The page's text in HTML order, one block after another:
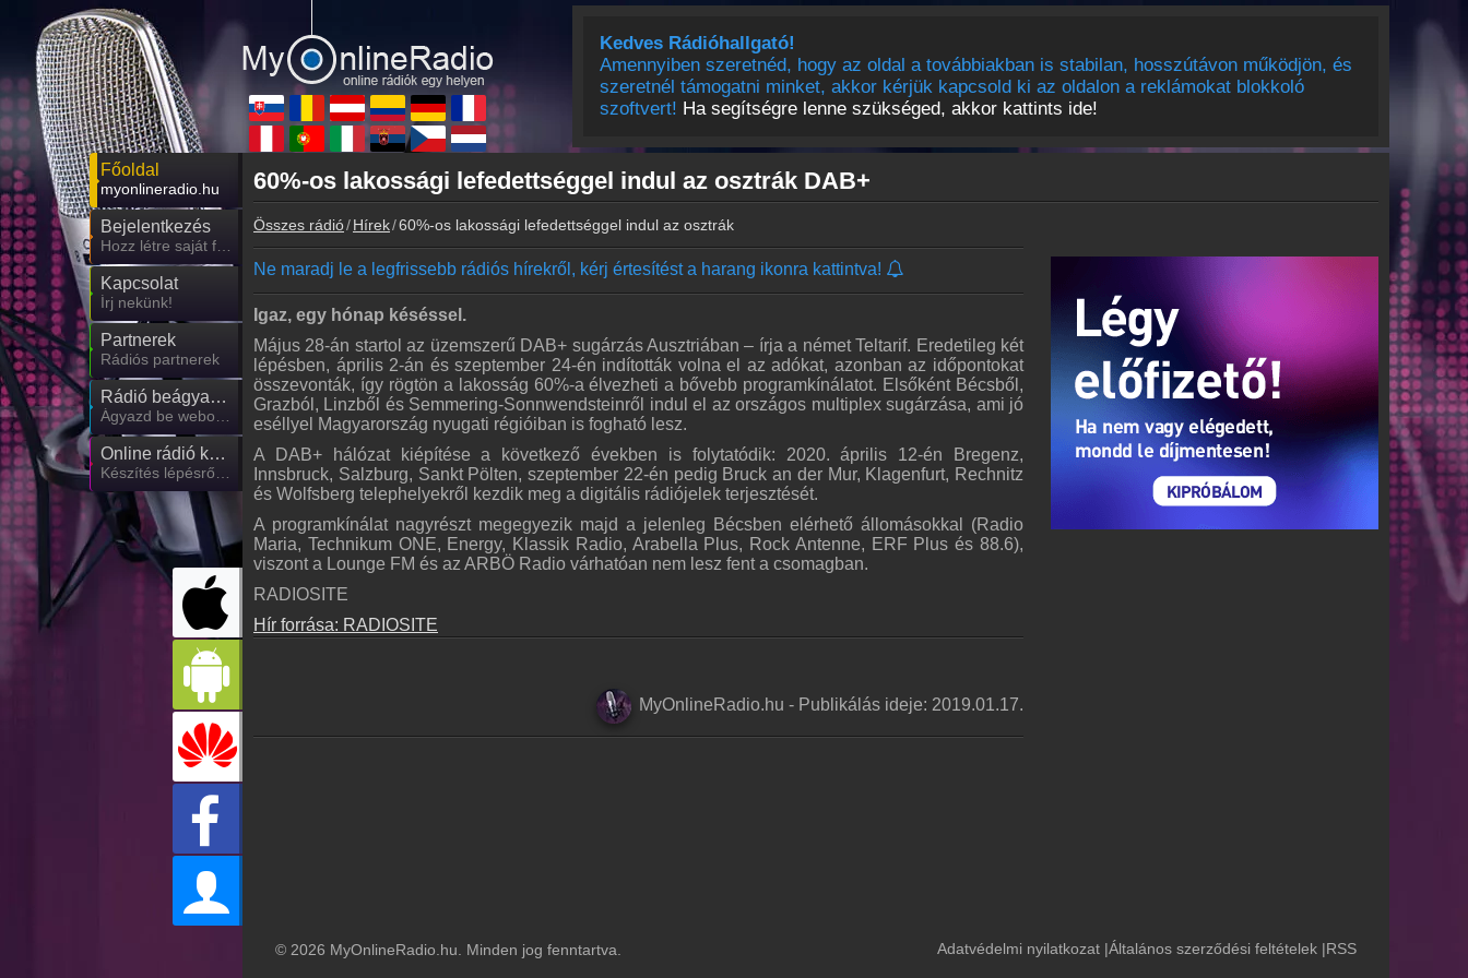
Kedves Rádióhallgató!
Amennyiben szeretnéd, hogy az oldal a továbbiakban is stabilan, hosszútávon működjön, és
szeretnél támogatni minket, akkor kérjük kapcsold ki az oldalon a reklámokat blokkoló
szoftvert! Ha segítségre lenne szükséged, akkor kattints ide!
Főoldal
myonlineradio.hu
Bejelentkezés
Kapcsolat
Írj nekünk!
Partnerek
Rádiós partnerek
Rádió beágyazás
Online rádió készítés
60%-os lakossági lefedettséggel indul az osztrák DAB+
Összes rádió Hírek 60%-os lakossági lefedettséggel indul az osztrák DAB+
Ne maradj le a legfrissebb rádiós hírekről, kérj értesítést a harang ikonra kattintva!
Igaz, egy hónap késéssel.
Május 28-án startol az üzemszerű DAB+ sugárzás Ausztriában – írja a német Teltarif. Eredetileg két
lépésben, április 2-án és szeptember 24-én indították volna el az adókat, azonban az időpontokat
összevonták, így rögtön a lakosság 60%-a élvezheti a bővebb programkínálatot. Elsőként Bécsből,
Grazból, Linzből és Semmering-Sonnwendsteinről indul el az országos multiplex sugárzása, ami jó
eséllyel Magyarország nyugati régióiban is fogható lesz.
A DAB+ hálózat kiépítése a következő években is folytatódik: 2020. április 12-én Bregenz,
Innsbruck, Salzburg, Sankt Pölten, szeptember 22-én pedig Bruck an der Mur, Klagenfurt, Rechnitz
és Wolfsberg telephelyekről kezdik meg a digitális rádiójelek terjesztését.
A programkínálat nagyrészt megegyezik majd a jelenleg Bécsben elérhető állomásokkal (Radio
Maria, Tech­nikum ONE, Energy, Klassik Radio, Arabella Plus, Rock Antenne, ERF Plus és 88.6),
viszont a Lounge FM és az ARBÖ Radio várhatóan nem lesz fent a csomagban.
RADIOSITE
Hír forrása: RADIOSITE
MyOnlineRadio.hu - Publikálás ideje: 2019.01.17.
© 2026 MyOnlineRadio.hu. Minden jog fenntartva. Adatvédelmi nyilatkozat |Általános szerződési feltételek |RSS